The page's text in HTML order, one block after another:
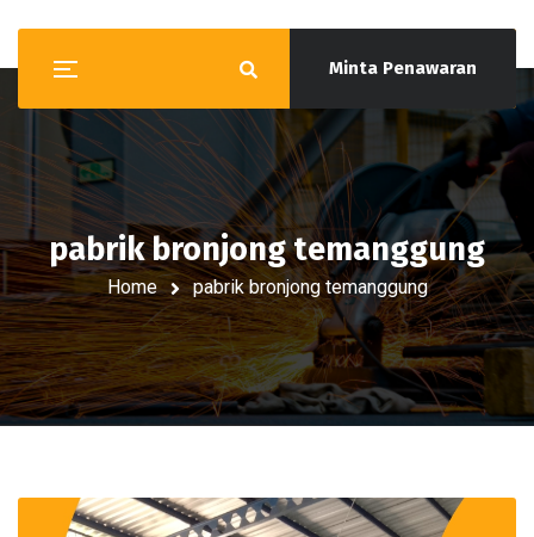
Minta Penawaran
pabrik bronjong temanggung
Home pabrik bronjong temanggung